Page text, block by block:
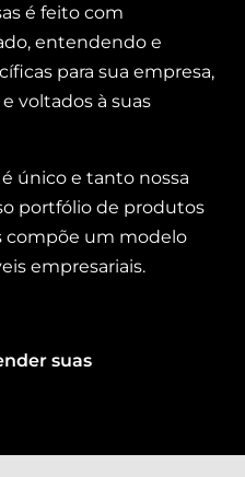
é feito com
entendendo e
para sua empresa,
voltados à suas
único e tanto nossa
portfólio de produtos
compõe um modelo
empresariais.
suas